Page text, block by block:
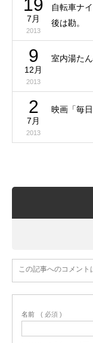
19
7月
2013
自転車ナ
後は勘。
9
12月
2013
室内湯た
2
7月
2013
映画「毎日
この記事へのコメント
名前 ( 必須 )